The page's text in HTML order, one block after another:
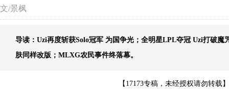
文/景枫
导读：Uzi再度斩获Solo冠军 为国争光；全明星LPL夺冠 Uzi打破魔
肤同样改版；MLXG农民事件终落幕。
【17173专稿，未经授权请勿转载】